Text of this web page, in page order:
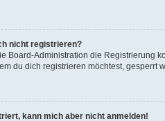
nicht registrieren?
Board-Administration die Registrierung
du dich registrieren möchtest, gesperrt
kann mich aber nicht anmelden!